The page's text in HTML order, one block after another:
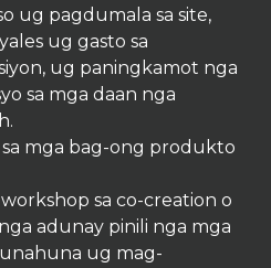
ug pagdumala sa site,
ug gasto sa
ug paningkamot nga
sa mga daan nga
sa mga bag-ong produkto
sa co-creation o
adunay pinili nga mga
ug mag-